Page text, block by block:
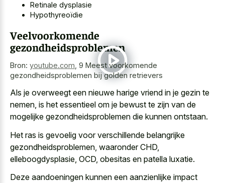
Retinale dysplasie
Hypothyreoïdie
Veelvoorkomende
gezondheidsproblemen
Bron: youtube.com 9 Meest voorkomende
gezondheidsproblemen bij golden retrievers
Als je overweegt een nieuwe harige vriend in je gezin te
nemen, is het essentieel om je bewust te zijn van de
mogelijke gezondheidsproblemen die kunnen ontstaan.
Het ras is gevoelig voor verschillende belangrijke
gezondheidsproblemen, waaronder CHD,
elleboogdysplasie, OCD, obesitas en patella luxatie.
Deze aandoeningen kunnen een aanzienlijke impact